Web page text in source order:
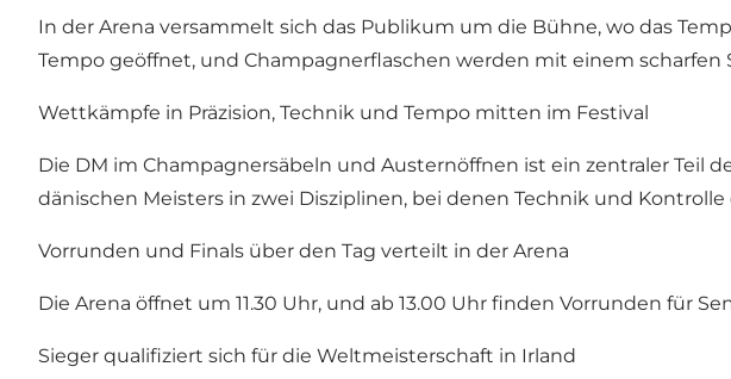
In der Arena versammelt sich das Publikum um die Bühne, wo das
Tempo geöffnet, und Champagnerflaschen werden mit einem
Wettkämpfe in Präzision, Technik und Tempo mitten im Festival
Die DM im Champagnersäbeln und Austernöffnen ist ein zentraler Teil
dänischen Meisters in zwei Disziplinen, bei denen Technik und
Vorrunden und Finals über den Tag verteilt in der Arena
Die Arena öffnet um 11.30 Uhr, und ab 13.00 Uhr finden Vorrunden für
Sieger qualifiziert sich für die Weltmeisterschaft in Irland